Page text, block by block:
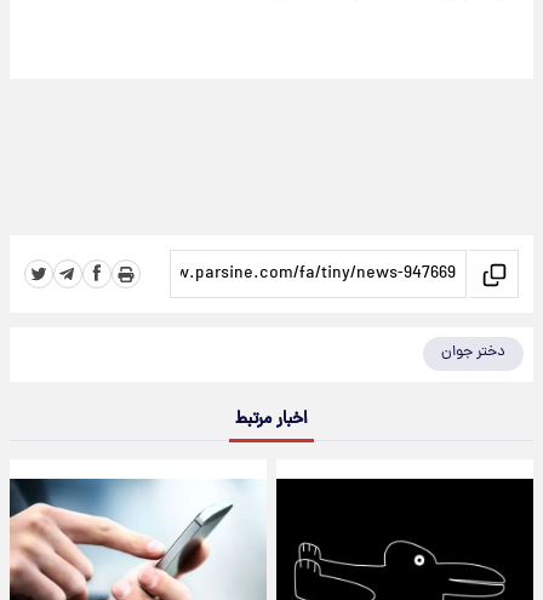
دختر جوان
اخبار مرتبط